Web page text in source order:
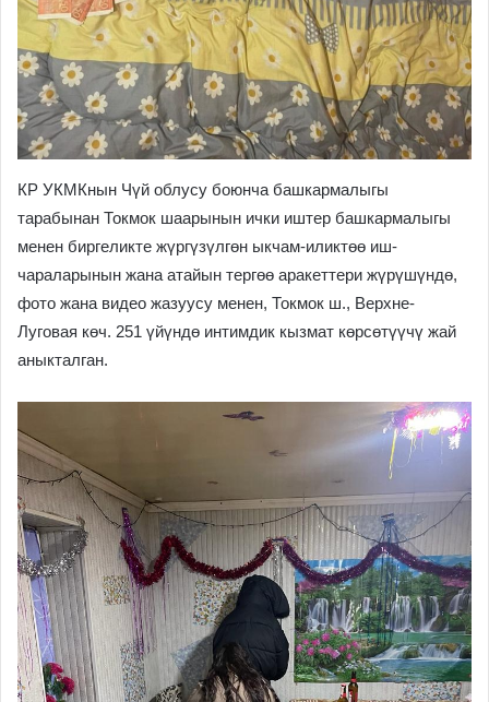
КР УКМКнын Чүй облусу боюнча башкармалыгы
тарабынан Токмок шаарынын ички иштер башкармалыгы
менен биргеликте жүргүзүлгөн ыкчам-иликтөө иш-
чараларынын жана атайын тергөө аракеттери жүрүшүндө,
фото жана видео жазуусу менен, Токмок ш., Верхне-
Луговая көч. 251 үйүндө интимдик кызмат көрсөтүүчү жай
аныкталган.